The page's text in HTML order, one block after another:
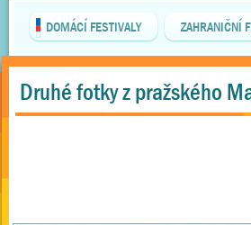
DOMÁCÍ FESTIVALY ZAHRANIČNÍ
Druhé fotky z pražského